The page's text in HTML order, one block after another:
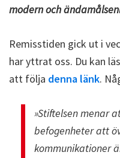
modern och
Remisstiden gick ut i
har yttrat oss. Du kan
att följa denna länk.
»Stiftelsen menar
befogenheter att
kommunikationer